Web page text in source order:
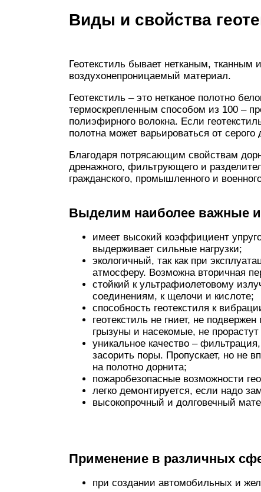
Виды и свойства
Геотекстиль бывает нетканым,
воздухонепроницаемый материал.
Геотекстиль – это нетканое полотно
термоскрепленным способом из 100 –
полиэфирного волокна. Если
полотна может варьироваться от серого
Благодаря потрясающим свойствам
дренажного, фильтрующего и
гражданского, промышленного и
Выделим наиболее важные
имеет высокий коэффициент
выдерживает сильные нагрузки;
экологичный, так как при
атмосферу. Возможна вторичная
стойкий к ультрафиолетовому
соединениям, к щелочи и кислоте;
способность геотекстиля к
геотекстиль не гниет, не
грызуны и насекомые, не
уникальное качество –
засорить поры. Пропускает, но не
на полотно дорнита;
пожаробезопасные возможности
легко демонтируется, если надо
высокопрочный и долговечный
Применение в различных
при создании автомобильных и